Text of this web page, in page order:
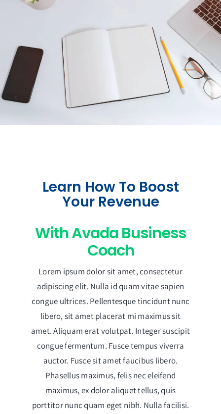
Learn How To Boost
Your Revenue
With Avada Business
Coach
Lorem ipsum dolor sit amet, consectetur
adipiscing elit. Nulla id quam vitae sapien
congue ultrices. Pellentesque tincidunt nunc
libero, sit amet placerat mi maximus sit
amet. Aliquam erat volutpat. Integer suscipit
congue fermentum. Fusce tempus viverra
auctor. Fusce sit amet faucibus libero.
Phasellus maximus, felis nec eleifend
maximus, ex dolor aliquet tellus, quis
porttitor nunc quam eget nibh. Nulla facilisi.